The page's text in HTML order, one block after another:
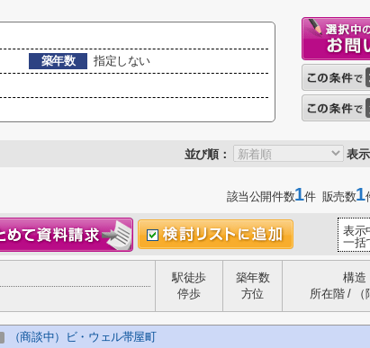
築年数
指定しない
並び順： 表
該当公開件数1件 販売数1
表示
一括
駅徒歩
停歩
築年数
方位
構造
所在階 / （
（商談中）ビ・ウェル帯屋町